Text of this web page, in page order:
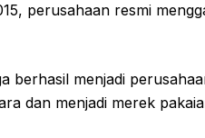
perusahaan resmi
berhasil menjadi
dan menjadi merek